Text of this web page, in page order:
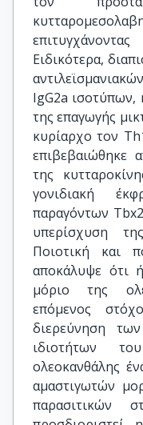
Ειδικότερα,
IgG2a ισοτύπων,
της επαγωγής
κυρίαρχο τον
επιβεβαιώθηκε
της
γονιδιακή
παραγόντων
υπερίσχυση
Ποιοτική και
αποκάλυψε ότι
μόριο της
επόμενος
διερεύνηση
ιδιοτήτων
ολεοκανθάλης
αμαστιγωτών
παρασιτικών